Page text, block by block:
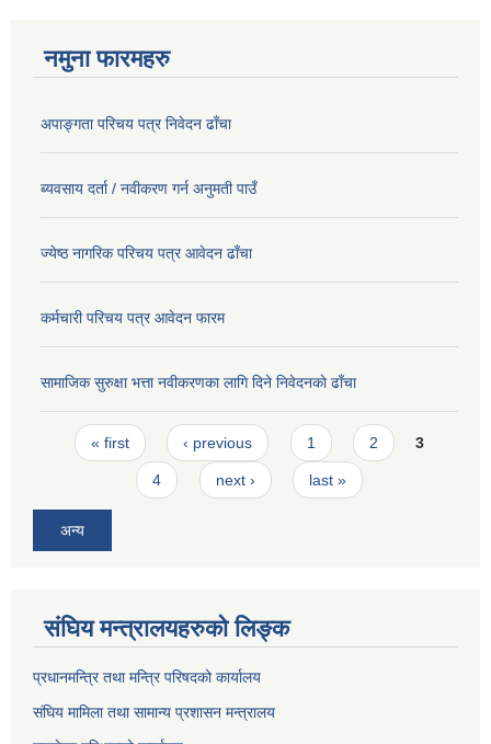
नमुना फारमहरु
अपाङ्गता परिचय पत्र निवेदन ढाँचा
ब्यवसाय दर्ता / नवीकरण गर्न अनुमती पाउँ
ज्येष्ठ नागरिक परिचय पत्र आवेदन ढाँचा
कर्मचारी परिचय पत्र आवेदन फारम
सामाजिक सुरुक्षा भत्ता नवीकरणका लागि दिने निवेदनकाे ढाँचा
Pages
« first ‹ previous 1 2 3
4 next › last »
अन्य
संघिय मन्त्रालयहरुको लिङ्‍क
प्रधानमन्त्रि तथा मन्त्रि परिषदको कार्यालय
संघिय मामिला तथा सामान्य प्रशासन मन्त्रालय